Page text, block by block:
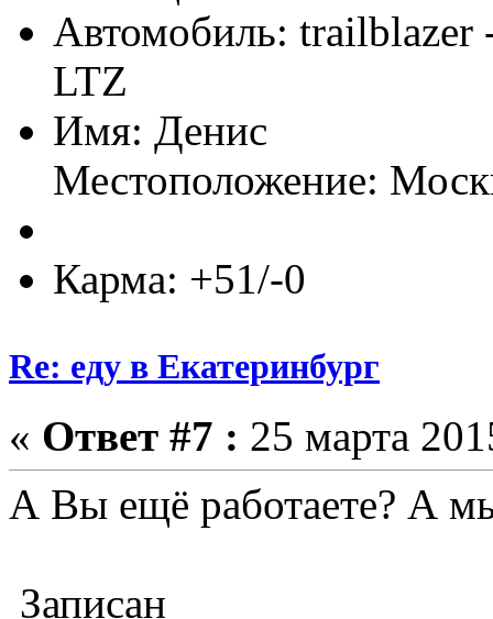
Автомобиль:
LTZ
Имя: Денис
Местоположение:
Карма: +51/-0
Re: еду в Екатеринбург
« Ответ #7 : 25 марта
А Вы ещё работаете? А
Записан